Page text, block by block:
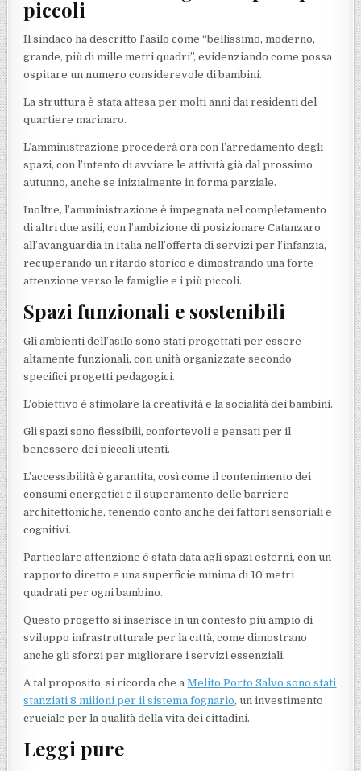
piccoli
Il sindaco ha descritto l’asilo come “bellissimo, moderno,
grande, più di mille metri quadri”, evidenziando come possa
ospitare un numero considerevole di bambini.
La struttura è stata attesa per molti anni dai residenti del
quartiere marinaro.
L’amministrazione procederà ora con l’arredamento degli
spazi, con l’intento di avviare le attività già dal prossimo
autunno, anche se inizialmente in forma parziale.
Inoltre, l’amministrazione è impegnata nel completamento
di altri due asili, con l’ambizione di posizionare Catanzaro
all’avanguardia in Italia nell’offerta di servizi per l’infanzia,
recuperando un ritardo storico e dimostrando una forte
attenzione verso le famiglie e i più piccoli.
Spazi funzionali e sostenibili
Gli ambienti dell’asilo sono stati progettati per essere
altamente funzionali, con unità organizzate secondo
specifici progetti pedagogici.
L’obiettivo è stimolare la creatività e la socialità dei bambini.
Gli spazi sono flessibili, confortevoli e pensati per il
benessere dei piccoli utenti.
L’accessibilità è garantita, così come il contenimento dei
consumi energetici e il superamento delle barriere
architettoniche, tenendo conto anche dei fattori sensoriali e
cognitivi.
Particolare attenzione è stata data agli spazi esterni, con un
rapporto diretto e una superficie minima di 10 metri
quadrati per ogni bambino.
Questo progetto si inserisce in un contesto più ampio di
sviluppo infrastrutturale per la città, come dimostrano
anche gli sforzi per migliorare i servizi essenziali.
A tal proposito, si ricorda che aMelito Porto Salvo sono stati
stanziati 8 milioni per il sistema fognario, un investimento
cruciale per la qualità della vita dei cittadini.
Leggi pure